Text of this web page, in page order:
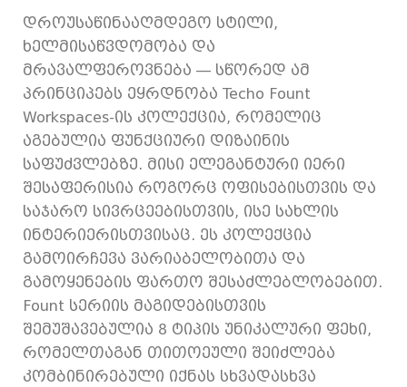
დროუსაწინააღმდეგო სტილი,
ხელმისაწვდომობა და
მრავალფეროვნება — სწორედ ამ
პრინციპებს ეყრდნობა Techo Fount
Workspaces-ის კოლექცია, რომელიც
აგებულია ფუნქციური დიზაინის
საფუძვლებზე. მისი ელეგანტური იერი
შესაფერისია როგორც ოფისებისთვის და
საჯარო სივრცეებისთვის, ისე სახლის
ინტერიერისთვისაც. ეს კოლექცია
გამოირჩევა ვარიაბელობითა და
გამოყენების ფართო შესაძლებლობებით.
Fount სერიის მაგიდებისთვის
შემუშავებულია 8 ტიპის უნიკალური ფეხი,
რომელთაგან თითოეული შეიძლება
კომბინირებული იქნას სხვადასხვა